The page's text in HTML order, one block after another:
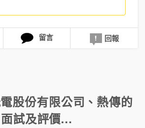
留言 回報
股份有限公司 、熱傳的
面試及評價...